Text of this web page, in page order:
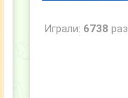
Играли: 6738 раз